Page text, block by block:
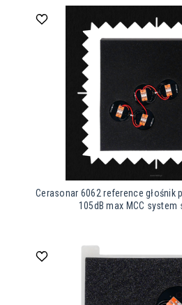
Cerasonar 6062 reference głośnik
105dB max MCC system